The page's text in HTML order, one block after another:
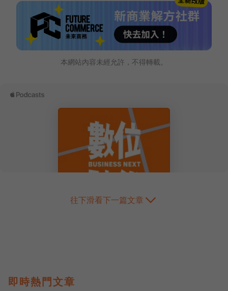
本網站內容未經允許，不得轉載。
往下滑看下一篇文章
即時熱門文章